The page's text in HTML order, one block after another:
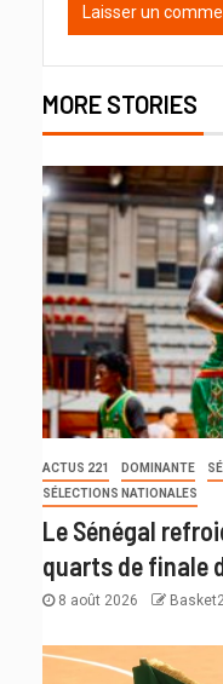
MORE STORIES
ACTUS 221 DOMINANTE
SÉLECTIONS NATIONALES
Le Sénégal
quarts de finale
8 août 2026